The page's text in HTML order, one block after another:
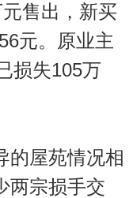
售出，新买
元。原业主
损失105万
的屋苑情况相
两宗损手交